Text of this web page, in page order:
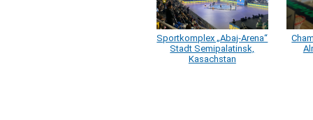
Sportkomplex „Аbaj-Arena“
Stadt Semipalatinsk,
Kasachstan